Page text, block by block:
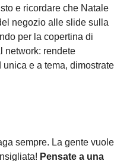
e ricordare che Natale
negozio alle slide sulla
per la copertina di
network: rendete
unica e a tema, dimostrate
sempre. La gente vuole
Pensate a una